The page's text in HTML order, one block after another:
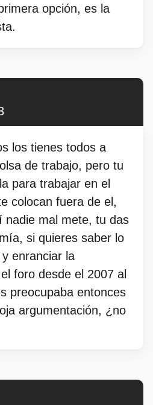
opción, es la
los tienes todos a
de trabajo, pero tu
para trabajar en el
colocan fuera de el,
nadie mal mete, tu das
si quieres saber lo
enranciar la
foro desde el 2007 al
preocupaba entonces
argumentación, ¿no